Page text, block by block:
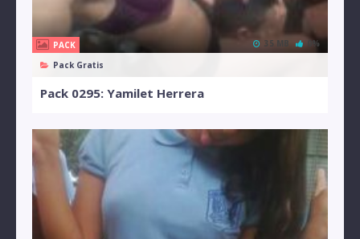
PACK
Pack Gratis
35 MB 0%
Pack 0295: Yamilet Herrera